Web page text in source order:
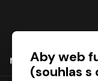
NÁKUPAby web
(souhlas s